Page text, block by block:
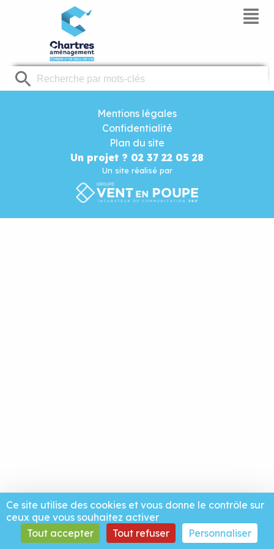
Mentions légales
Confidentialité
Plan du site
Un projet ? 02 37 22 05 28
Un site réalisé par
Panneau de gestion des cookies
Ce site utilise des cookies et vous donne le contrôle sur
ceux que vous souhaitez activer
Tout accepter
Tout refuser Personnaliser